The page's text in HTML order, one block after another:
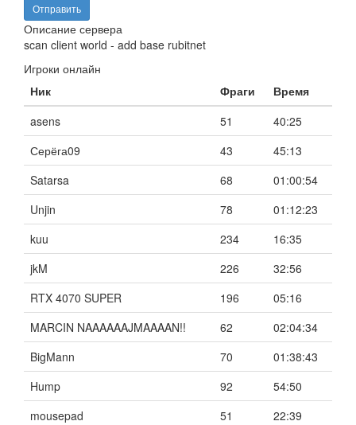
Описание сервера
scan client world - add base rubitnet
Игроки онлайн
Ник
Фраги
Время
asens
51
40:25
Серёга09
43
45:13
Satarsa
68
01:00:54
Unjin
78
01:12:23
kuu
234
16:35
jkM
226
32:56
RTX 4070 SUPER
196
05:16
MARCIN NAAAAAAJMAAAAN!!
62
02:04:34
BigMann
70
01:38:43
Hump
92
54:50
mousepad
51
22:39